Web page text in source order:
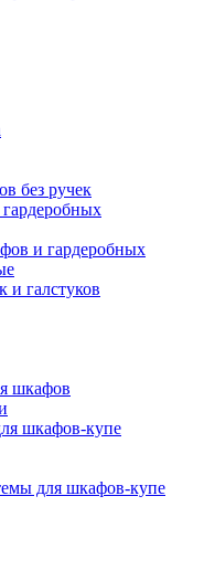
без ручек
и гардеробных
и галстуков
шкафов
шкафов-купе
для шкафов-купе